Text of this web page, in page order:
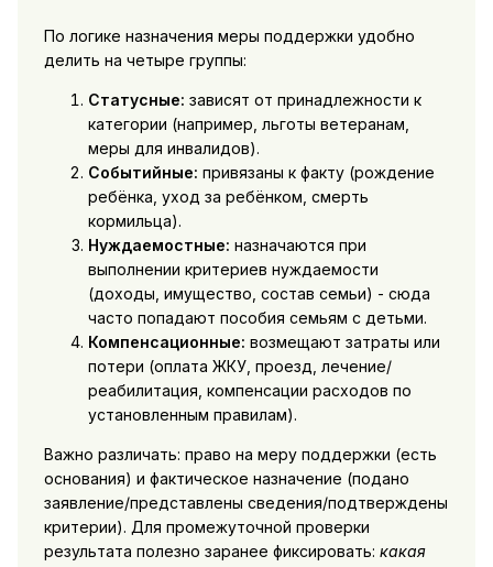
По логике назначения меры поддержки удобно
делить на четыре группы:
Статусные: зависят от принадлежности к
категории (например, льготы ветеранам,
меры для инвалидов).
Событийные: привязаны к факту (рождение
ребёнка, уход за ребёнком, смерть
кормильца).
Нуждаемостные: назначаются при
выполнении критериев нуждаемости
(доходы, имущество, состав семьи) - сюда
часто попадают пособия семьям с детьми.
Компенсационные: возмещают затраты или
потери (оплата ЖКУ, проезд, лечение/
реабилитация, компенсации расходов по
установленным правилам).
Важно различать: право на меру поддержки (есть
основания) и фактическое назначение (подано
заявление/представлены сведения/подтверждены
критерии). Для промежуточной проверки
результата полезно заранее фиксировать: какая